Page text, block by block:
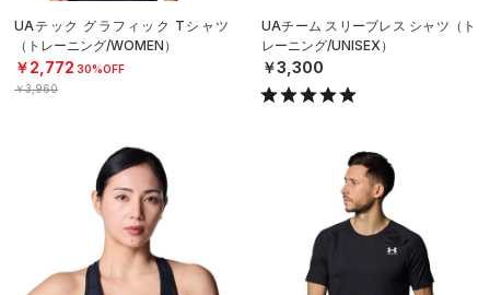
UAテック グラフィック Tシャツ
（トレーニング/WOMEN）
￥2,772 30%OFF
￥3,960
UAチーム スリーブレス シャツ（ト
レーニング/UNISEX）
￥3,300